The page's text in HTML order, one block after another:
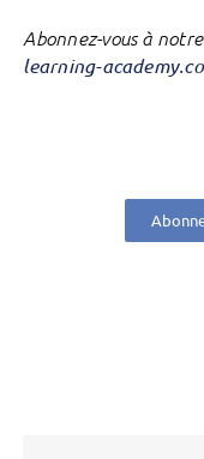
Abonnez-vous à notre
learning-